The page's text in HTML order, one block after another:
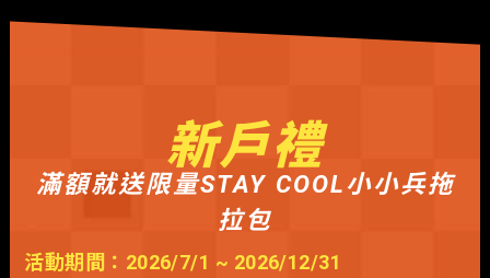
新戶禮
滿額就送限量STAY COOL小小兵拖
拉包
活動期間：2026/7/1 ~ 2026/12/31